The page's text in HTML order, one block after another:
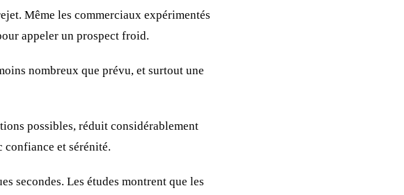
Même les commerciaux expérimentés
appeler un prospect froid.
nombreux que prévu, et surtout une
possibles, réduit considérablement
confiance et sérénité.
secondes. Les études montrent que les